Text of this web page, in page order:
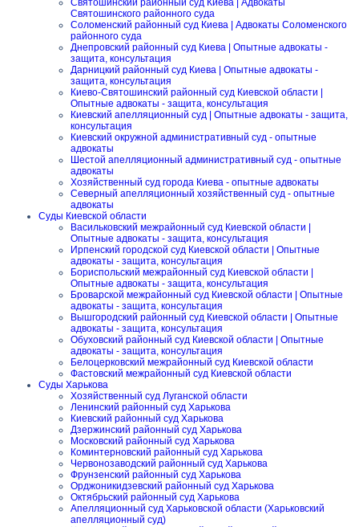
Святошинский районный суд Киева | Адвокаты
Святошинского районного суда
Соломенский районный суд Киева | Адвокаты Соломенского
районного суда
Днепровский районный суд Киева | Опытные адвокаты -
защита, консультация
Дарницкий районный суд Киева | Опытные адвокаты -
защита, консультация
Киево-Святошинский районный суд Киевской области |
Опытные адвокаты - защита, консультация
Киевский апелляционный суд | Опытные адвокаты - защита,
консультация
Киевский окружной административный суд - опытные
адвокаты
Шестой апелляционный административный суд - опытные
адвокаты
Хозяйственный суд города Киева - опытные адвокаты
Северный апелляционный хозяйственный суд - опытные
адвокаты
Суды Киевской области
Васильковский межрайонный суд Киевской области |
Опытные адвокаты - защита, консультация
Ирпенский городской суд Киевской области | Опытные
адвокаты - защита, консультация
Бориспольский межрайонный суд Киевской области |
Опытные адвокаты - защита, консультация
Броварской межрайонный суд Киевской области | Опытные
адвокаты - защита, консультация
Вышгородский районный суд Киевской области | Опытные
адвокаты - защита, консультация
Обуховский районный суд Киевской области | Опытные
адвокаты - защита, консультация
Белоцерковский межрайонный суд Киевской области
Фастовский межрайонный суд Киевской области
Суды Харькова
Хозяйственный суд Луганской области
Ленинский районный суд Харькова
Киевский районный суд Харькова
Дзержинский районный суд Харькова
Московский районный суд Харькова
Коминтерновский районный суд Харькова
Червонозаводский районный суд Харькова
Фрунзенский районный суд Харькова
Орджоникидзевский районный суд Харькова
Октябрьский районный суд Харькова
Апелляционный суд Харьковской области (Харьковский
апелляционный суд)